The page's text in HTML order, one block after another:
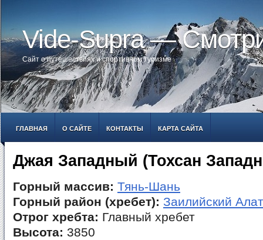
Vide-Supra —
Сайт о путешествиях и спортивном туризме
ГЛАВНАЯ О САЙТЕ КОНТАКТЫ КАРТА САЙТА
Джая Западный (Тохсан
Горный массив: Тянь-Шань
Горный район (хребет): Заилийский
Отрог хребта: Главный хребет
Высота: 3850